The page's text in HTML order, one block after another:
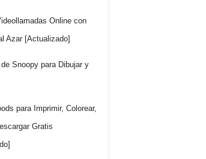
Online con
Azar [Actualizado]
de Snoopy para Dibujar y
para Imprimir, Colorear,
Gratis